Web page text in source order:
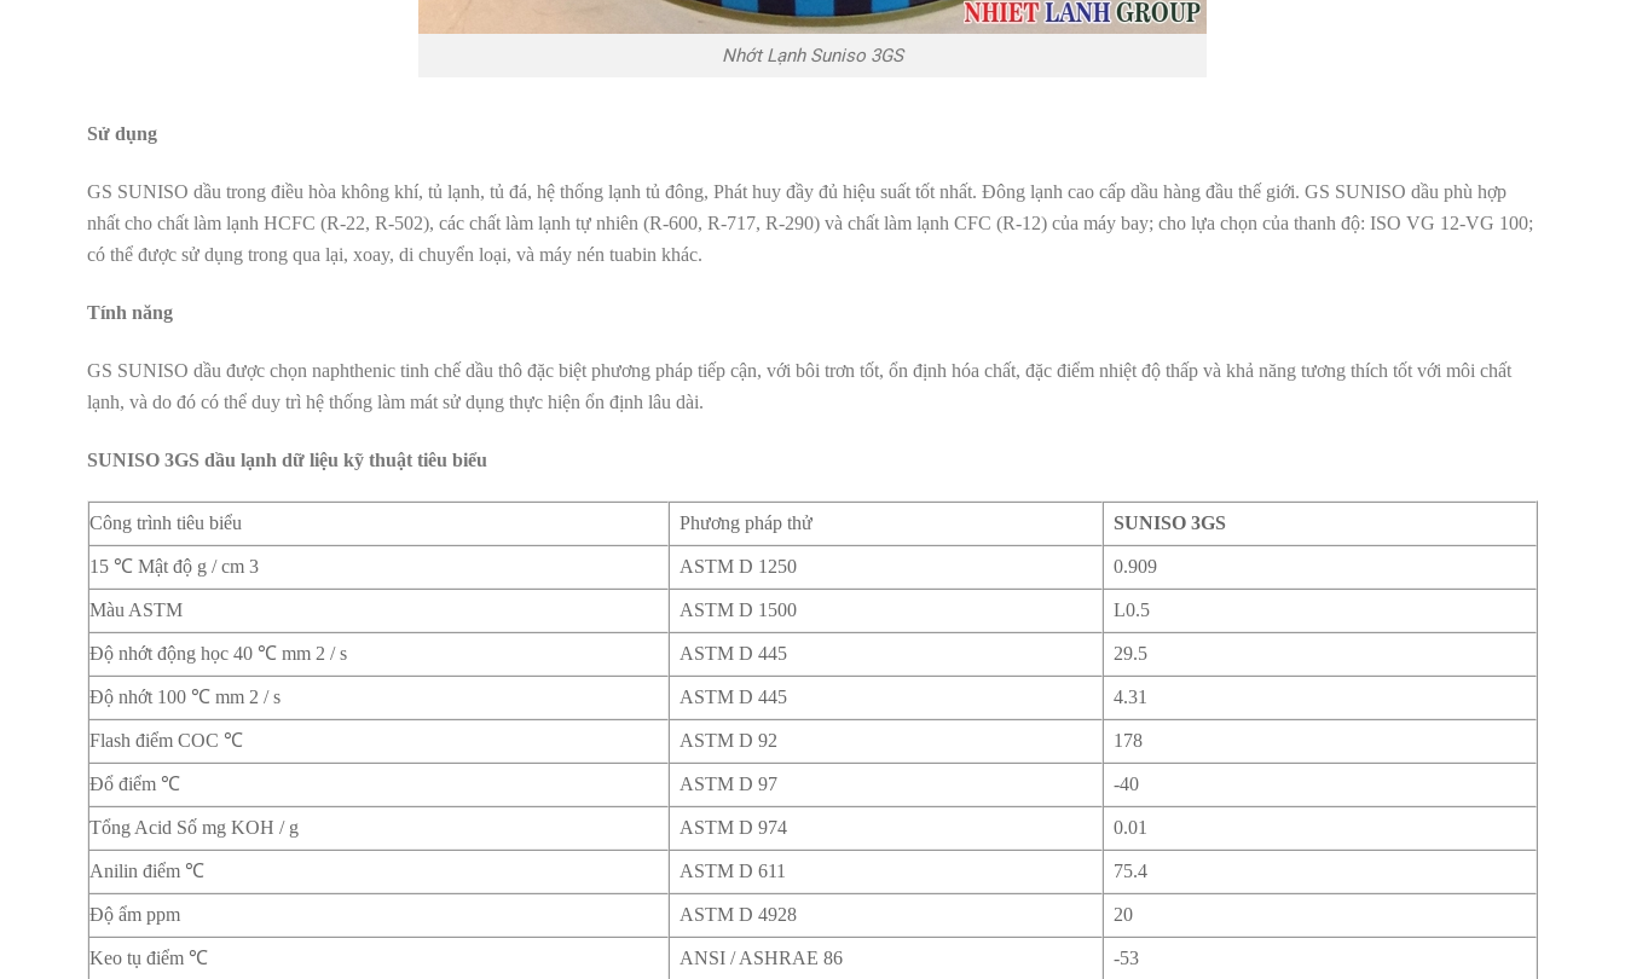
Nhớt Lạnh Suniso 3GS
Sử dụng
GS SUNISO dầu trong điều hòa không khí, tủ lạnh, tủ đá, hệ thống lạnh tủ đông, Phát huy đầy đủ hiệu suất tốt nhất. Đông lạnh cao cấp dầu hàng đầu thế giới. GS SUNISO dầu phù hợp
nhất cho chất làm lạnh HCFC (R-22, R-502), các chất làm lạnh tự nhiên (R-600, R-717, R-290) và chất làm lạnh CFC (R-12) của máy bay; cho lựa chọn của thanh độ: ISO VG 12-VG 100;
có thể được sử dụng trong qua lại, xoay, di chuyển loại, và máy nén tuabin khác.
Tính năng
GS SUNISO dầu được chọn naphthenic tinh chế dầu thô đặc biệt phương pháp tiếp cận, với bôi trơn tốt, ổn định hóa chất, đặc điểm nhiệt độ thấp và khả năng tương thích tốt với môi chất
lạnh, và do đó có thể duy trì hệ thống làm mát sử dụng thực hiện ổn định lâu dài.
SUNISO 3GS dầu lạnh dữ liệu kỹ thuật tiêu biểu
Công trình tiêu biểu Phương pháp thử SUNISO 3GS
15 ℃ Mật độ g / cm 3 ASTM D 1250 0.909
Màu ASTM ASTM D 1500 L0.5
Độ nhớt động học 40 ℃ mm 2 / s ASTM D 445 29.5
Độ nhớt 100 ℃ mm 2 / s ASTM D 445 4.31
Flash điểm COC ℃ ASTM D 92 178
Đổ điểm ℃ ASTM D 97 -40
Tổng Acid Số mg KOH / g ASTM D 974 0.01
Anilin điểm ℃ ASTM D 611 75.4
Độ ẩm ppm ASTM D 4928 20
Keo tụ điểm ℃ ANSI / ASHRAE 86 -53